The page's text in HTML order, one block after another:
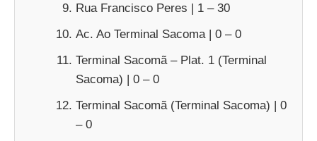
Rua Francisco Peres | 1 – 30
Ac. Ao Terminal Sacoma | 0 – 0
Terminal Sacomã – Plat. 1 (Terminal
Sacoma) | 0 – 0
Terminal Sacomã (Terminal Sacoma) | 0
– 0